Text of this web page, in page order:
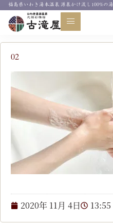
福島県いわき湯本温泉 源泉かけ流し100%の
02
2020年 11月 4日 13:55